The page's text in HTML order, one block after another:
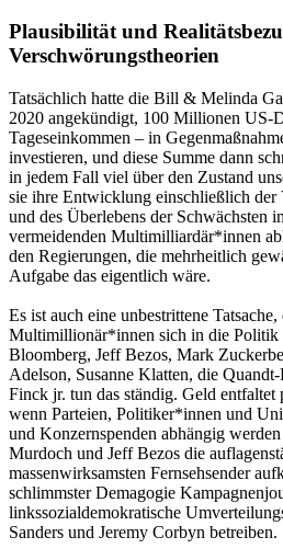
Plausibilität und
Verschwörungstheorien
Tatsächlich hatte die Bill & Melinda
2020 angekündigt, 100 Millionen US-
Tageseinkommen – in
investieren, und diese Summe dann
in jedem Fall viel über den Zustand
sie ihre Entwicklung einschließlich der
und des Überlebens der Schwächsten
vermeidenden Multimilliardär*innen
den Regierungen, die mehrheitlich
Aufgabe das eigentlich wäre.
Es ist auch eine unbestrittene
Multimillionär*innen sich in die Politik
Bloomberg, Jeff Bezos, Mark
Adelson, Susanne Klatten, die
Finck jr. tun das ständig. Geld entfaltet
wenn Parteien, Politiker*innen und
und Konzernspenden abhängig
Murdoch und Jeff Bezos die
massenwirksamsten Fernsehsender
schlimmster Demagogie
linkssozialdemokratische
Sanders und Jeremy Corbyn betreiben.